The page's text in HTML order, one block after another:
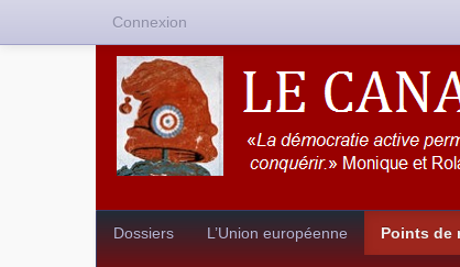
Dossiers L’Union européenne Points de
Connexion